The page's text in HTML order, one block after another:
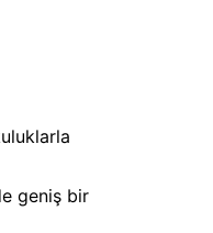
geniş bir